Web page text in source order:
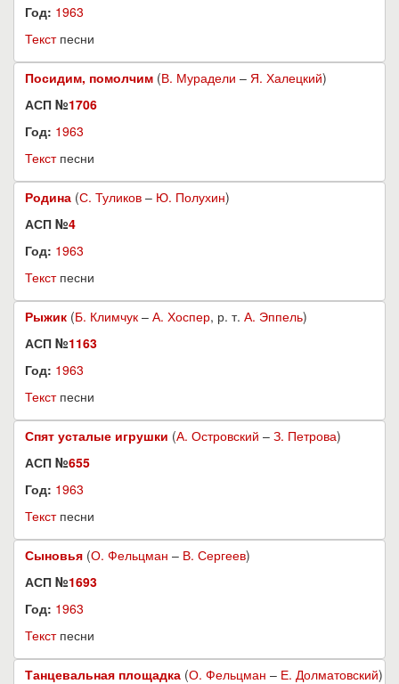
Год: 1963
Текстпесни
Посидим, помолчим (В. Мурадели – Я. Халецкий)
АСП №1706
Год: 1963
Текстпесни
Родина (С. Туликов – Ю. Полухин)
АСП №4
Год: 1963
Текстпесни
Рыжик (Б. Климчук – А. Хоспер, р. т. А. Эппель)
АСП №1163
Год: 1963
Текстпесни
Спят усталые игрушки (А. Островский – З. Петрова)
АСП №655
Год: 1963
Текстпесни
Сыновья (О. Фельцман – В. Сергеев)
АСП №1693
Год: 1963
Текстпесни
Танцевальная площадка (О. Фельцман – Е. Долматовский)